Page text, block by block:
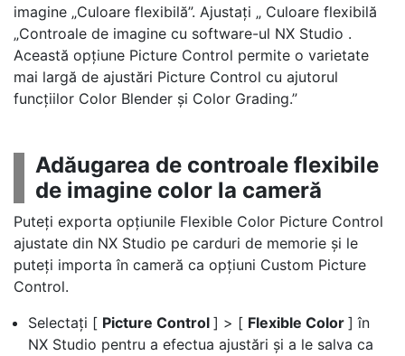
imagine „Culoare flexibilă”. Ajustați „ Culoare flexibilă
„Controale de imagine cu software-ul NX Studio .
Această opțiune Picture Control permite o varietate
mai largă de ajustări Picture Control cu ajutorul
funcțiilor Color Blender și Color Grading.”
Adăugarea de controale flexibile
de imagine color la cameră
Puteți exporta opțiunile Flexible Color Picture Control
ajustate din NX Studio pe carduri de memorie și le
puteți importa în cameră ca opțiuni Custom Picture
Control.
Selectați [ Picture Control ] > [ Flexible Color ] în
NX Studio pentru a efectua ajustări și a le salva ca